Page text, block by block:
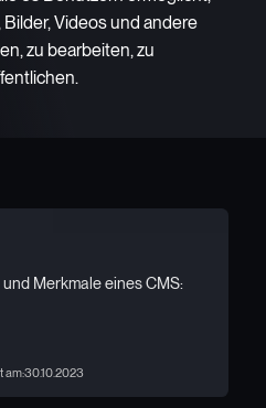
Videos und andere
zu bearbeiten, zu
Merkmale eines CMS:
am:30.10.2023